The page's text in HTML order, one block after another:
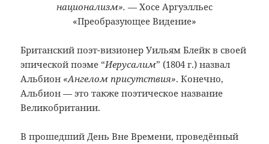
национализм». — Хосе Аргуэлльес
«Преобразующее Видение»
Британский поэт-визионер Уильям Блейк в своей
эпической поэме “Иерусалим” (1804 г.) назвал
Альбион «Ангелом присутствия». Конечно,
Альбион — это также поэтическое название
Великобритании.
В прошедший День Вне Времени, проведённый